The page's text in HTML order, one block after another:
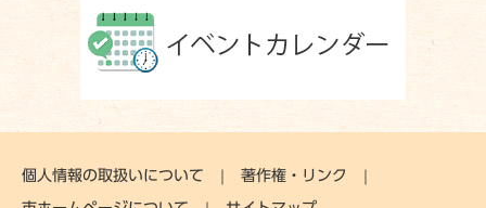
個人情報の取扱いについて 著作権・リンク